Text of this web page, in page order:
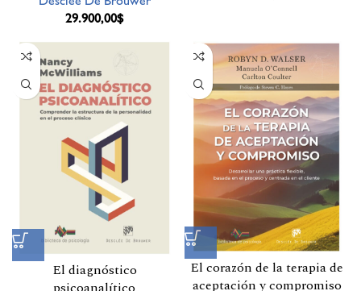
29.900,00$
El diagnóstico
El corazón de la terapia de
aceptación y compromiso